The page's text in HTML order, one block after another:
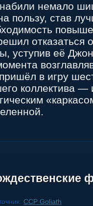
немало
пользу, став
отказаться
уступив её
в игру
коллектива
CCP Goliath